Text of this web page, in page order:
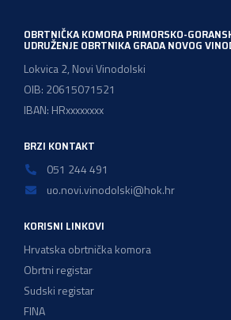
OBRTNIČKA KOMORA PRIMORSKO-
UDRUŽENJE OBRTNIKA GRADA NOVOG
Lokvica 2, Novi Vinodolski
OIB: 20615071521
IBAN: HRxxxxxxxx
BRZI KONTAKT
051 244 491
uo.novi.vinodolski@hok.hr
KORISNI LINKOVI
Hrvatska obrtnička komora
Obrtni registar
Sudski registar
FINA